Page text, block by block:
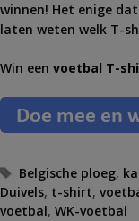
winnen! Het enige
laten weten welk T-
Win een voetbal T-
T
a
g
Belgische ploeg,
Duivels, t-shirt,
voetbal, WK-voetbal